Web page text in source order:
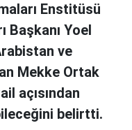
Enstitüsü
Başkanı Yoel
ve
Mekke Ortak
açısından
belirtti.